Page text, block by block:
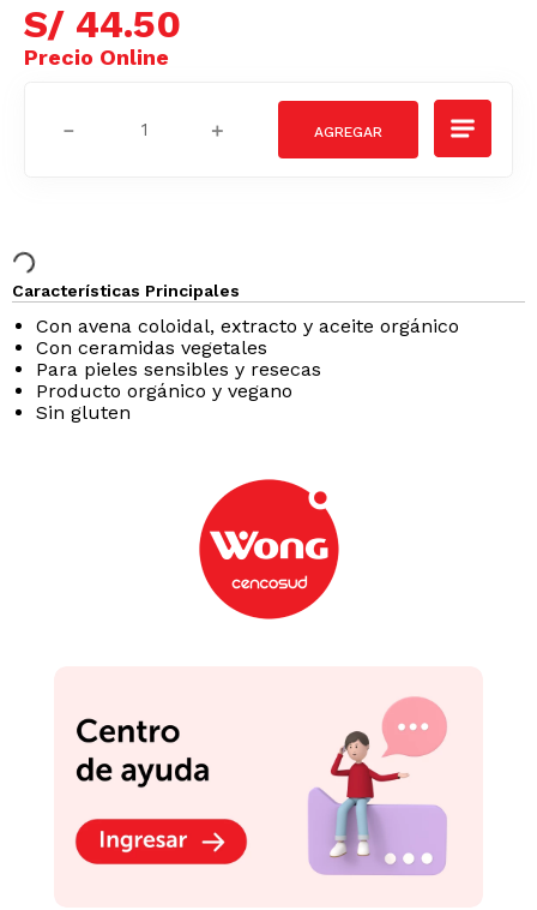
S/ 44.50
＋
－
Características Principales
Con avena coloidal, extracto y aceite orgánico
Con ceramidas vegetales
Para pieles sensibles y resecas
Producto orgánico y vegano
Sin gluten